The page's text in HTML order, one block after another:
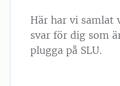
Här har vi samlat
svar för dig som
plugga på SLU.